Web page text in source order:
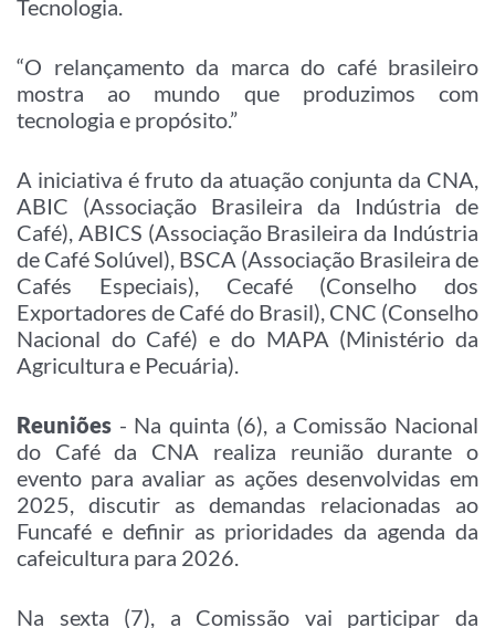
Tecnologia.
“O relançamento da marca do café brasileiro
mostra ao mundo que produzimos com
tecnologia e propósito.”
A iniciativa é fruto da atuação conjunta da CNA,
ABIC (Associação Brasileira da Indústria de
Café), ABICS (Associação Brasileira da Indústria
de Café Solúvel), BSCA (Associação Brasileira de
Cafés Especiais), Cecafé (Conselho dos
Exportadores de Café do Brasil), CNC (Conselho
Nacional do Café) e do MAPA (Ministério da
Agricultura e Pecuária).
Reuniões - Na quinta (6), a Comissão Nacional
do Café da CNA realiza reunião durante o
evento para avaliar as ações desenvolvidas em
2025, discutir as demandas relacionadas ao
Funcafé e definir as prioridades da agenda da
cafeicultura para 2026.
Na sexta (7), a Comissão vai participar da